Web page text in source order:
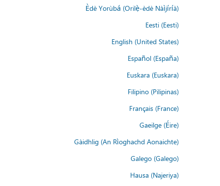
Èdè Yorùbá (Orilẹ̀-èdè Nàìjíríà)
Eesti (Eesti)
English (United States)
Español (España)
Euskara (Euskara)
Filipino (Pilipinas)
Français (France)
Gaeilge (Éire)
Gàidhlig (An Rìoghachd Aonaichte)
Galego (Galego)
Hausa (Najeriya)